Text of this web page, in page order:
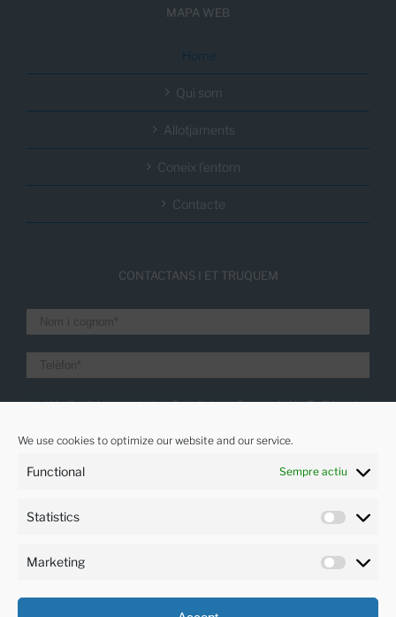
We use cookies to optimize our website and our service.
Functional Sempre actiu
Statistics
Marketing
MAPA WEB
Home
Qui som
Allotjaments
Coneix l’entorn
Contacte
CONTACTANS I ET TRUQUEM
He llegit i accepto les Condicions Generals i laPolítica de
Vull rebre les últimes noticies
Català